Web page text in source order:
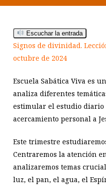
Escuchar la entrada
Signos de divinidad.
octubre de 2024
Escuela Sabática Viva es
analiza diferentes
estimular el estudio diario
acercamiento personal a
Este trimestre
Centraremos la atención
analizaremos temas
luz, el pan, el agua, el